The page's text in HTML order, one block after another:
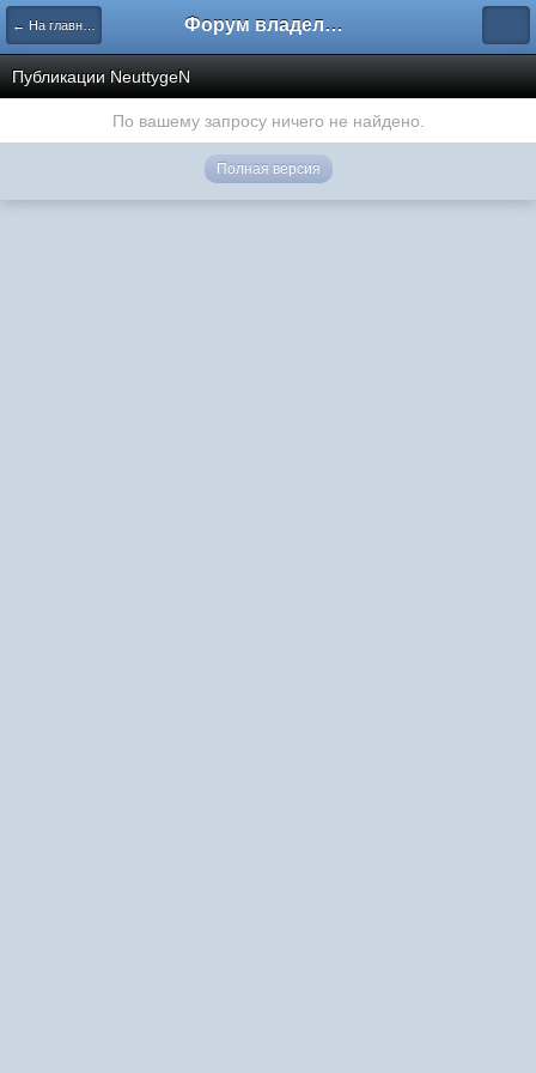
← На главную Форум владельцев интернет-магазинов
Публикации NeuttygeN
По вашему запросу ничего не найдено.
Полная версия